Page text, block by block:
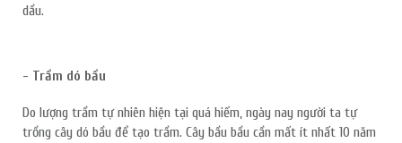
dầu.
- Trầm dó bầu
Do lượng trầm tự nhiên hiện tại quá hiếm, ngày nay người ta tự
trồng cây dó bầu để tạo trầm. Cây bầu bầu cần mất ít nhất 10 năm